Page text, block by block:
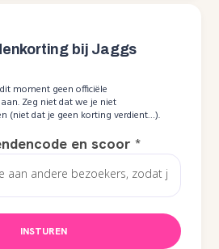
bij Jaggs
moment geen officiële
Zeg niet dat we je niet
(niet dat je geen korting verdient…).
en scoor*
INSTUREN